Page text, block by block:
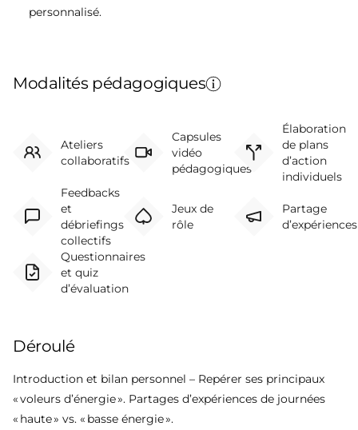
personnalisé.
Modalités pédagogiques
Ateliers
collaboratifs
Capsules
vidéo
pédagogiques
Élaboration
de plans
d’action
individuels
Feedbacks
et
débriefings
collectifs
Jeux de
rôle
Partage
d’expériences
Questionnaires
et quiz
d’évaluation
Déroulé
Introduction et bilan personnel – Repérer ses principaux
« voleurs d’énergie ». Partages d’expériences de journées
« haute » vs. « basse énergie ».